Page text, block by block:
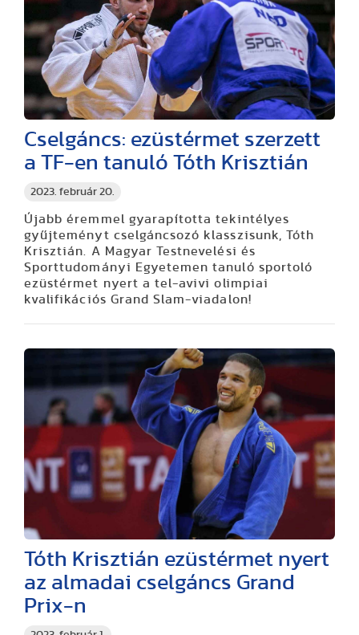
2023. február 20.
Cselgáncs: ezüstérmet szerzett
a TF-en tanuló Tóth Krisztián
Újabb éremmel gyarapította tekintélyes
gyűjteményt cselgáncsozó klasszisunk, Tóth
Krisztián. A Magyar Testnevelési és
Sporttudományi Egyetemen tanuló sportoló
ezüstérmet nyert a tel-avivi olimpiai
kvalifikációs Grand Slam-viadalon!
Tóth Krisztián ezüstérmet nyert
az almadai cselgáncs Grand
Prix-n